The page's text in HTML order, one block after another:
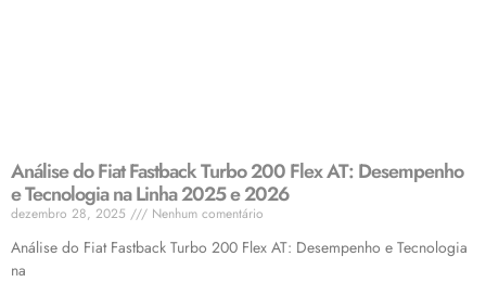
Análise do Fiat Fastback Turbo 200 Flex AT: Desempenho
e Tecnologia na Linha 2025 e 2026
dezembro 28, 2025 Nenhum comentário
Análise do Fiat Fastback Turbo 200 Flex AT: Desempenho e Tecnologia
na